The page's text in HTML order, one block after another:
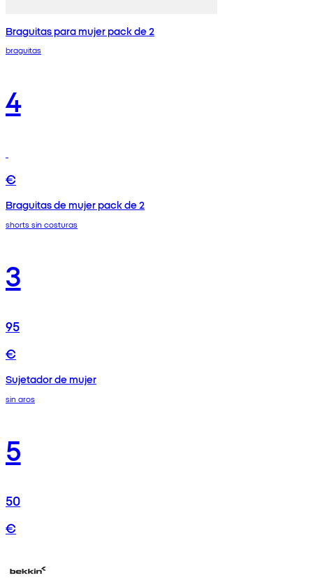
Braguitas para mujer pack de 2
braguitas
4
€
Braguitas de mujer pack de 2
shorts sin costuras
3
95
€
Sujetador de mujer
sin aros
5
50
€